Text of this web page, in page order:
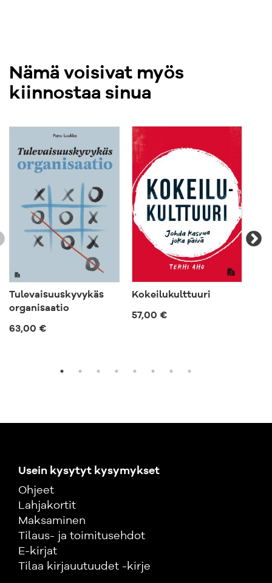
Nämä voisivat myös
kiinnostaa sinua
Tulevaisuuskyvykäs
organisaatio
63,00 €
Kokeilukulttuuri
57,00 €
Usein kysytyt kysymykset
Ohjeet
Lahjakortit
Maksaminen
Tilaus- ja toimitusehdot
E-kirjat
Tilaa kirjauutuudet -kirje